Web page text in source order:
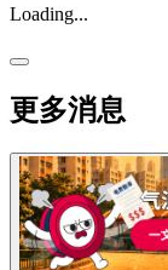
Loading...
更多消息